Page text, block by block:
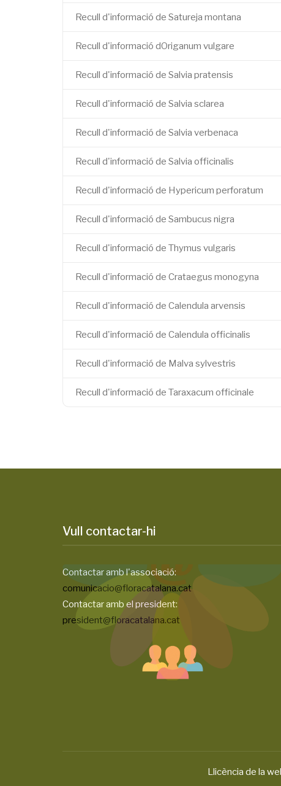
Recull d'informació de Satureja montana
Recull d'informació dOriganum vulgare
Recull d'informació de Salvia pratensis
Recull d'informació de Salvia sclarea
Recull d'informació de Salvia verbenaca
Recull d'informació de Salvia officinalis
Recull d'informació de Hypericum perforatum
Recull d'informació de Sambucus nigra
Recull d'informació de Thymus vulgaris
Recull d'informació de Crataegus monogyna
Recull d'informació de Calendula arvensis
Recull d'informació de Calendula officinalis
Recull d'informació de Malva sylvestris
Recull d'informació de Taraxacum officinale
Vull contactar-hi
Contactar amb l'associació:
comunicacio@floracatalana.cat
Contactar amb el president:
president@floracatalana.cat
Llicència de la